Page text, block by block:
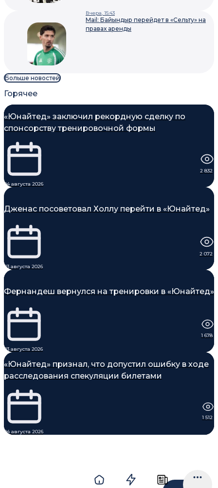
Вчера, 15:43
Mail: Байындыр перейдет в «Сельту» на
правах аренды
Больше новостей
Горячее
«Юнайтед» заключил рекордную сделку по
спонсорству тренировочной формы
04 августа 2026
2 832
Дженас посоветовал Холлу перейти в «Юнайтед»
03 августа 2026
2 072
Фернандеш вернулся на тренировки в «Юнайтед»
03 августа 2026
1 678
«Юнайтед» признал, что допустил ошибку в ходе
расследования спекуляции билетами
04 августа 2026
1 512